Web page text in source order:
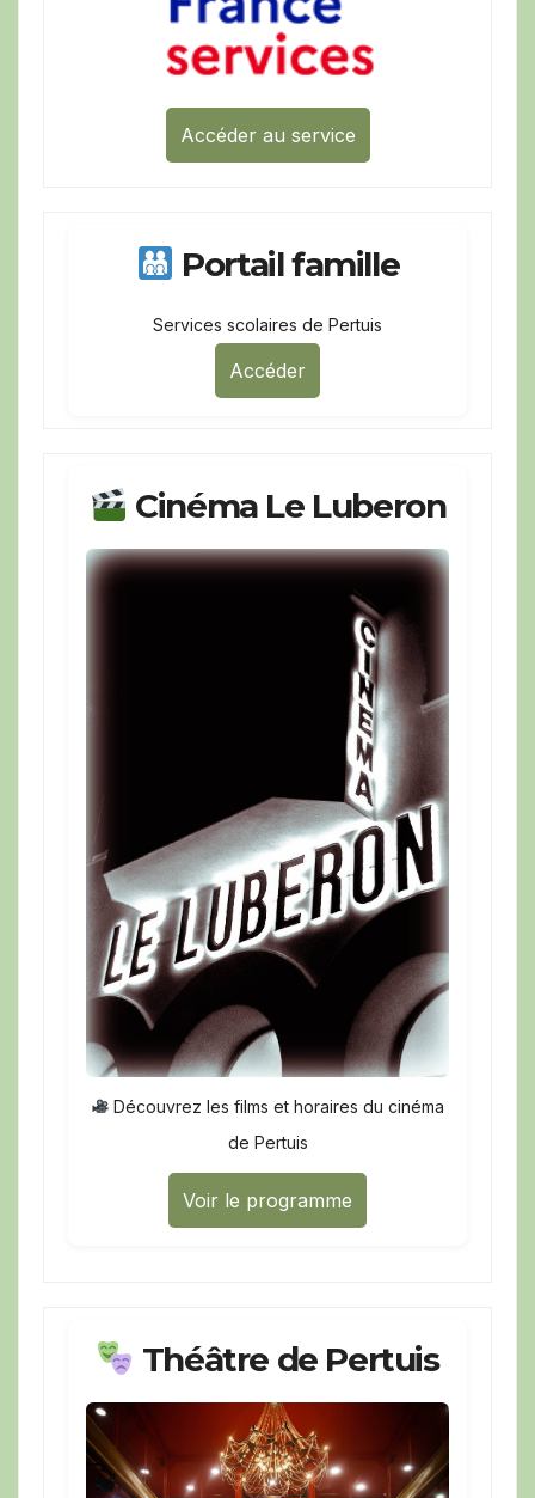
Accéder au service
Portail famille
Services scolaires de Pertuis
Accéder
Cinéma Le Luberon
Découvrez les films et horaires du cinéma
de Pertuis
Voir le programme
Théâtre de Pertuis